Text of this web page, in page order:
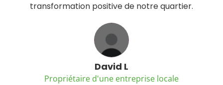
transformation positive de notre quartier.
David L
Propriétaire d'une entreprise locale